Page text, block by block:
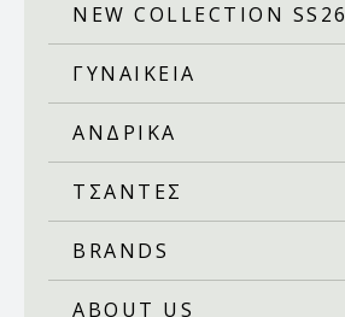
NEW COLLECTION SS26
ΓΥΝΑΙΚΕΙΑ
ΑΝΔΡΙΚΑ
ΤΣΑΝΤΕΣ
BRANDS
ABOUT US